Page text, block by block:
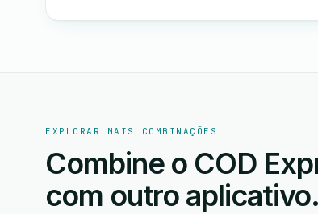
EXPLORAR MAIS COMBINAÇÕES
Combine o COD
com outro aplicativo.